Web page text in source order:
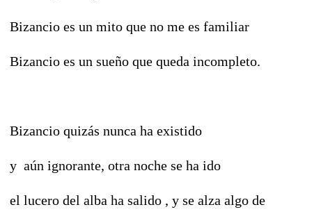
Bizancio es un mito que no me es familiar
Bizancio es un sueño que queda incompleto.
Bizancio quizás nunca ha existido
y aún ignorante, otra noche se ha ido
el lucero del alba ha salido , y se alza algo de